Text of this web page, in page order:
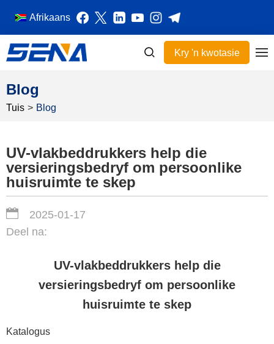
Afrikaans
Kry 'n kwotasie
Blog
Tuis > Blog
UV-vlakbeddrukkers help die
versieringsbedryf om persoonlike
huisruimte te skep
2025-01-17
Deel na:
UV-vlakbeddrukkers help die
versieringsbedryf om persoonlike
huisruimte te skep
Katalogus